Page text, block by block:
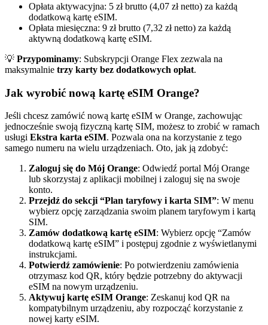
Opłata aktywacyjna: 5 zł brutto (4,07 zł netto) za każdą
dodatkową kartę eSIM.
Opłata miesięczna: 9 zł brutto (7,32 zł netto) za każdą
aktywną dodatkową kartę eSIM.
💡 Przypominamy: Subskrypcji Orange Flex zezwala na
maksymalnie trzy karty bez dodatkowych opłat.
Jak wyrobić nową kartę eSIM Orange?
Jeśli chcesz zamówić nową kartę eSIM w Orange, zachowując
jednocześnie swoją fizyczną kartę SIM, możesz to zrobić w ramach
usługi Ekstra karta eSIM. Pozwala ona na korzystanie z tego
samego numeru na wielu urządzeniach. Oto, jak ją zdobyć:
Zaloguj się do Mój Orange: Odwiedź portal Mój Orange
lub skorzystaj z aplikacji mobilnej i zaloguj się na swoje
konto.
Przejdź do sekcji “Plan taryfowy i karta SIM”: W menu
wybierz opcję zarządzania swoim planem taryfowym i kartą
SIM.
Zamów dodatkową kartę eSIM: Wybierz opcję “Zamów
dodatkową kartę eSIM” i postępuj zgodnie z wyświetlanymi
instrukcjami.
Potwierdź zamówienie: Po potwierdzeniu zamówienia
otrzymasz kod QR, który będzie potrzebny do aktywacji
eSIM na nowym urządzeniu.
Aktywuj kartę eSIM Orange: Zeskanuj kod QR na
kompatybilnym urządzeniu, aby rozpocząć korzystanie z
nowej karty eSIM.